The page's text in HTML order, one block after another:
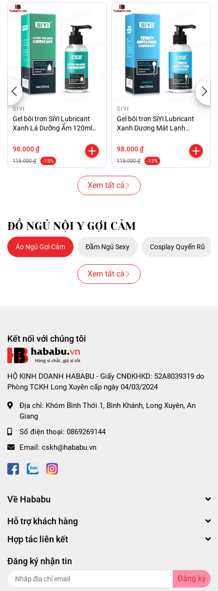
SIYI
Gel bôi trơn SiYi Lubricant
Xanh Lá Dưỡng Ẩm 120ml
98.000 ₫
115.000 ₫ -15%
SIYI
Gel bôi trơn SiYi Lubricant
Xanh Dương Mát Lạnh
98.000 ₫
115.000 ₫ -15%
Xem tất cả
ĐỒ NGỦ NỘI Y GỢI CẢM
Áo Ngủ Gợi Cảm Đầm Ngủ Sexy Cosplay Quyến Rũ
Xem tất cả
Kết nối với chúng tôi
HỘ KINH DOANH HABABU - Giấy CNĐKHKD: 52A8039319 do
Phòng TCKH Long Xuyên cấp ngày 04/03/2024
Địa chỉ: Khóm Bình Thới 1, Bình Khánh, Long Xuyên, An
Giang
Số điện thoại: 0869269144
Email: cskh@hababu.vn
Về Hababu
Hỗ trợ khách hàng
Hợp tác liên kết
Đăng ký nhận tin
Đăng ký